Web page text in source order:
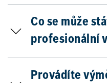
Co se může
profesionální
Provádíte